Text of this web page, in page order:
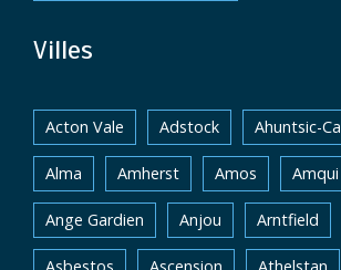
Villes
Acton Vale Adstock Ahuntsic-
Alma Amherst Amos Amqui
Ange Gardien Anjou Arntfield